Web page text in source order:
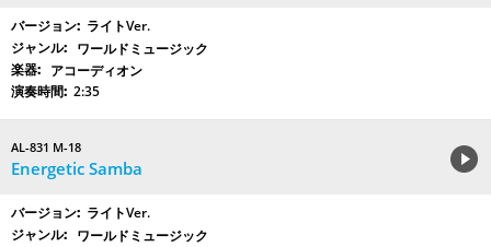
ライトVer.
ワールドミュージック
アコーディオン
2:35
AL-831 M-18
Energetic Samba
ライトVer.
ワールドミュージック